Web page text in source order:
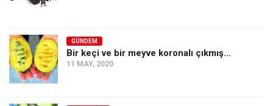
GÜNDEM
Bir keçi ve bir meyve koronalı çıkmış…
11 MAY, 2020